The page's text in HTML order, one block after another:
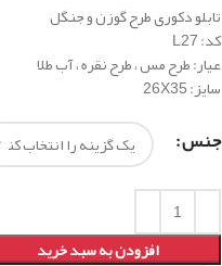
تابلو دکوری طرح گوزن و جنگل
کد: L27
عیار: طرح مس ، طرح نقره ، آب طلا
سایز: 26X35
جنس
افزودن به سبد خرید